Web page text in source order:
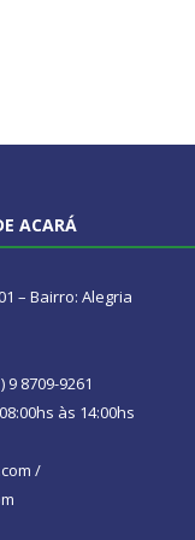
ACARÁ
– Bairro: Alegria
9 8709-9261
às 14:00hs
/